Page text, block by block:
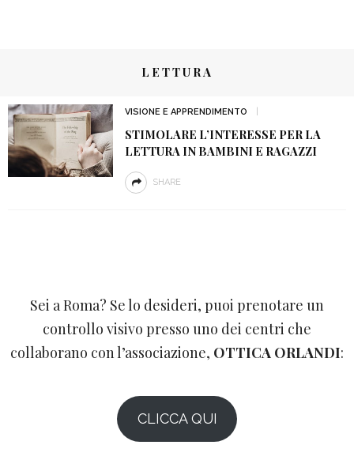
LETTURA
VISIONE E APPRENDIMENTO
STIMOLARE L’INTERESSE PER LA
LETTURA IN BAMBINI E RAGAZZI
SHARE
Sei a Roma? Se lo desideri, puoi prenotare un
controllo visivo presso uno dei centri che
collaborano con l’associazione, OTTICA ORLANDI:
CLICCA QUI